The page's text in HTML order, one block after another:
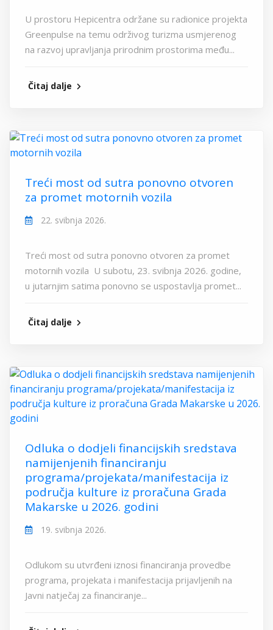
U prostoru Hepicentra održane su radionice projekta
Greenpulse na temu održivog turizma usmjerenog
na razvoj upravljanja prirodnim prostorima među...
Čitaj dalje
Treći most od sutra ponovno otvoren
za promet motornih vozila
22. svibnja 2026.
Treći most od sutra ponovno otvoren za promet
motornih vozila U subotu, 23. svibnja 2026. godine,
u jutarnjim satima ponovno se uspostavlja promet...
Čitaj dalje
Odluka o dodjeli financijskih sredstava
namijenjenih financiranju
programa/projekata/manifestacija iz
područja kulture iz proračuna Grada
Makarske u 2026. godini
19. svibnja 2026.
Odlukom su utvrđeni iznosi financiranja provedbe
programa, projekata i manifestacija prijavljenih na
Javni natječaj za financiranje...